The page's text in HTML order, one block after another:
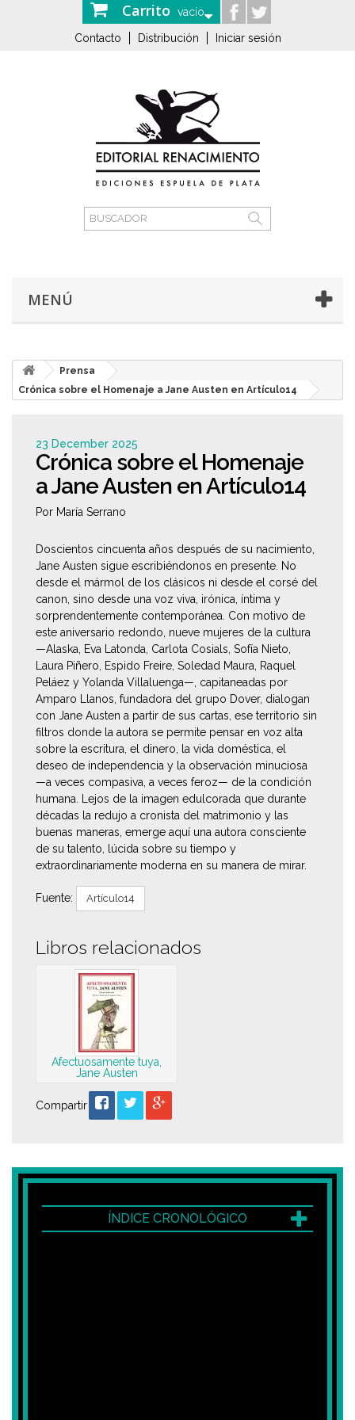
Carrito vacío
Contacto Distribución Iniciar sesión
MENÚ
Prensa
Crónica sobre el Homenaje a Jane Austen en Artículo14
23 December 2025
Crónica sobre el Homenaje
a Jane Austen en Artículo14
Por María Serrano
Doscientos cincuenta años después de su nacimiento,
Jane Austen sigue escribiéndonos en presente. No
desde el mármol de los clásicos ni desde el corsé del
canon, sino desde una voz viva, irónica, íntima y
sorprendentemente contemporánea. Con motivo de
este aniversario redondo, nueve mujeres de la cultura
—Alaska, Eva Latonda, Carlota Cosials, Sofía Nieto,
Laura Piñero, Espido Freire, Soledad Maura, Raquel
Peláez y Yolanda Villaluenga—, capitaneadas por
Amparo Llanos, fundadora del grupo Dover, dialogan
con Jane Austen a partir de sus cartas, ese territorio sin
filtros donde la autora se permite pensar en voz alta
sobre la escritura, el dinero, la vida doméstica, el
deseo de independencia y la observación minuciosa
—a veces compasiva, a veces feroz— de la condición
humana. Lejos de la imagen edulcorada que durante
décadas la redujo a cronista del matrimonio y las
buenas maneras, emerge aquí una autora consciente
de su talento, lúcida sobre su tiempo y
extraordinariamente moderna en su manera de mirar.
Fuente: Artículo14
Libros relacionados
Afectuosamente tuya,
Jane Austen
Compartir
ÍNDICE CRONOLÓGICO